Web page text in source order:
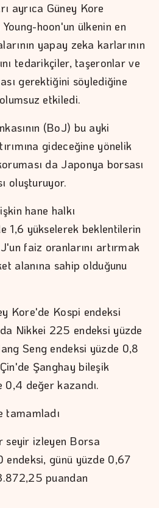
ayrıca Güney Kore
hoon'un ülkenin en
yapay zeka karlarının
tedarikçiler, taşeronlar ve
gerektiğini söylediğine
etkiledi.
(BoJ) bu ayki
gideceğine yönelik
da Japonya borsası
oluşturuyor.
hane halkı
1,6 yükselerek beklentilerin
faiz oranlarını artırmak
alanına sahip olduğunu
Kore'de Kospi endeksi
Nikkei 225 endeksi yüzde
Seng endeksi yüzde 0,8
Şanghay bileşik
0,4 değer kazandı.
tamamladı
seyir izleyen Borsa
endeksi, günü yüzde 0,67
puandan